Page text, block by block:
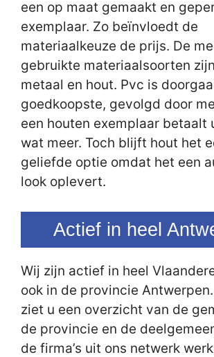
een op maat gemaakt en
exemplaar. Zo beïnvloedt de
materiaalkeuze de prijs. De
gebruikte materiaalsoorten
metaal en hout. Pvc is
goedkoopste, gevolgd door
een houten exemplaar betaalt
wat meer. Toch blijft hout het
geliefde optie omdat het een
look oplevert.
Actief in heel
Wij zijn actief in heel
ook in de provincie
ziet u een overzicht van de
de provincie en de
de firma’s uit ons netwerk